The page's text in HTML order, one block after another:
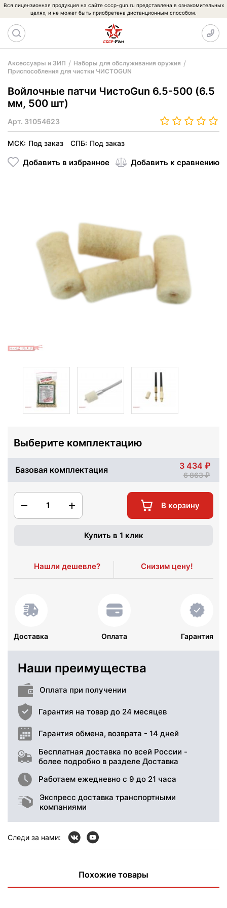
Вся лицензионная продукция на сайте cccp-gun.ru представлена в ознакомительных
целях, и не может быть приобретена дистанционным способом.
Аксессуары и ЗИП
Наборы для обслуживания оружия
Приспособления для чистки ЧИСТОGUN
Войлочные патчи ЧистоGun 6.5-500 (6.5
мм, 500 шт)
Арт. 31054623
МСК: Под заказ СПБ: Под заказ
Добавить в избранное Добавить к сравнению
Выберите комплектацию
Базовая комплектация 3 434
6 863
1 В корзину
Купить в 1 клик
Нашли дешевле? Снизим цену!
Доставка Оплата Гарантия
Наши преимущества
Оплата при получении
Гарантия на товар до 24 месяцев
Гарантия обмена, возврата - 14 дней
Бесплатная доставка по всей России -
более подробно в разделе Доставка
Работаем ежедневно с 9 до 21 часа
Экспресс доставка транспортными
компаниями
Следи за нами:
Похожие товары